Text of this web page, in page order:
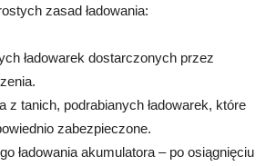
zasad ładowania:
ładowarek dostarczonych przez
z tanich, podrabianych ładowarek, które
zabezpieczone.
ładowania akumulatora – po osiągnięciu